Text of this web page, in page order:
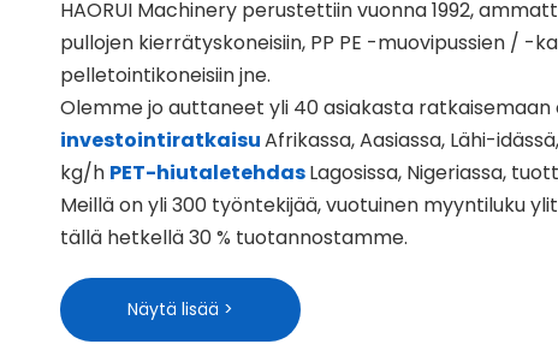
HAORUI Machinery perustettiin vuonna 1992,
pullojen kierrätyskoneisiin, PP PE -muovipussien / -
pelletointikoneisiin jne.
Olemme jo auttaneet yli 40 asiakasta ratkaisemaan
investointiratkaisuAfrikassa, Aasiassa, Lähi-
kg/h PET-hiutaletehdasLagosissa, Nigeriassa,
Meillä on yli 300 työntekijää, vuotuinen myyntiluku
tällä hetkellä 30 % tuotannostamme.
Näytä lisää >